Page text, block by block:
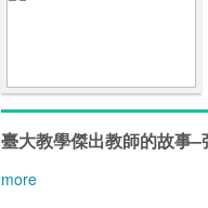
臺大教學傑出教師的故事–
more